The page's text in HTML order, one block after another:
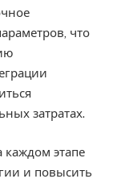
что
затратах.
каждом этапе
и повысить